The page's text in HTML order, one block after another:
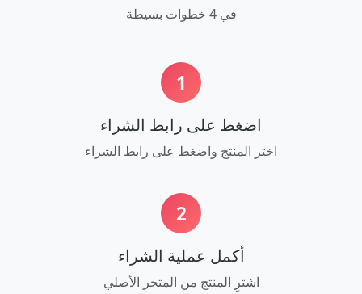
في 4 خطوات بسيطة
1
اضغط على رابط الشراء
اختر المنتج واضغط على رابط الشراء
2
أكمل عملية الشراء
اشترِ المنتج من المتجر الأصلي